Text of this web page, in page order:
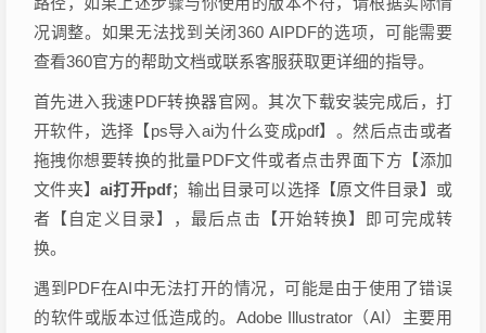
况调整。如果无法找到关闭360 AIPDF的选项，可能需要
查看360官方的帮助文档或联系客服获取更详细的指导。
首先进入我速PDF转换器官网。其次下载安装完成后，打
开软件，选择【ps导入ai为什么变成pdf】。然后点击或者
拖拽你想要转换的批量PDF文件或者点击界面下方【添加
文件夹】ai打开pdf；输出目录可以选择【原文件目录】或
者【自定义目录】，最后点击【开始转换】即可完成转
换。
遇到PDF在AI中无法打开的情况，可能是由于使用了错误
的软件或版本过低造成的。Adobe Illustrator（AI）主要用